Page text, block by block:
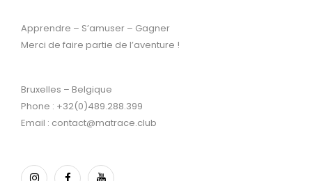
Apprendre – S’amuser – Gagner
Merci de faire partie de l’aventure !
Bruxelles – Belgique
Phone : +32(0)489.288.399
Email : contact@matrace.club